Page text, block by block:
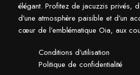
élégant. Profitez de jacuzzis privés,
d’une atmosphère paisible et d’un
cœur de l’emblématique Oia, aux
Conditions d’utilisation
Politique de confidentialité